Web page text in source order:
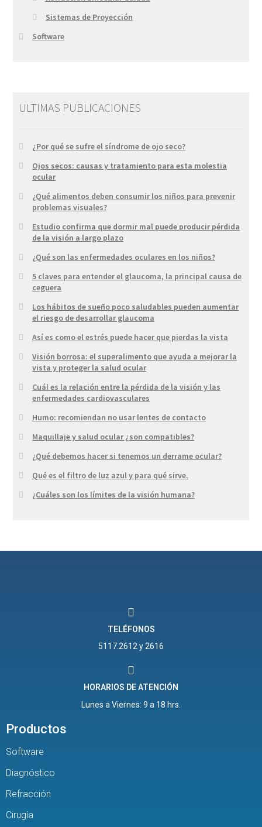
Sistemas de Proyección
Software
ULTIMAS PUBLICACIONES
¿Por qué se sufre el síndrome de ojo seco?
Ojos secos: causas y tratamiento para esta molestia
ocular
¿Qué alimentos deben consumir los niños para prevenir
problemas visuales?
Estudio confirma que dormir mal puede producir pérdida
de la visión a largo plazo
¿Qué son las enfermedades oculares en los niños?
5 claves para entender el glaucoma, la principal causa de
ceguera
Los hábitos de sueño poco saludables pueden aumentar
el riesgo de desarrollar glaucoma
Así es como el estrés puede hacer que pierdas la vista
Visión borrosa: el superalimento que ayuda a mejorar la
vista y proteger la salud ocular
Cuál es la relación entre la pérdida de la visión y las
enfermedades cardiovasculares
Humo: recomiendan no usar lentes de contacto
Maquillaje y salud ocular ¿son compatibles?
¿Qué debemos hacer si tenemos un derrame ocular?
Qué es el filtro de luz azul y para qué sirve.
¿Cuáles son los límites de la visión humana?
TELÉFONOS
5117.2612 y 2616
HORARIOS DE ATENCIÓN
Lunes a Viernes: 9 a 18 hrs.
Productos
Software
Diagnóstico
Refracción
Cirugía